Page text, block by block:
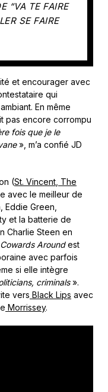
“VA TE FAIRE
SE FAIRE
et encourager avec
qui
En même
pas encore corrompu
fois que je le
», m’a confié JD
(St. Vincent The
avec le meilleur de
Eddie Green,
et la batterie de
Charlie Steen en
Cowards Aroundest
avec parfois
si elle intègre
criminals».
vers Black Lips avec
Morrissey.